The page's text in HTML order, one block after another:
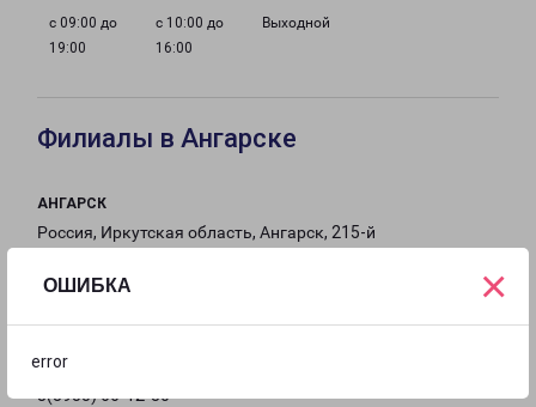
ОШИБКА
error
×
с 09:00 до
19:00
с 10:00 до
16:00
Выходной
Филиалы в Ангарске
АНГАРСК
Россия, Иркутская область, Ангарск, 215-й
ТЕЛЕФОН
8(3955) 66-12-30